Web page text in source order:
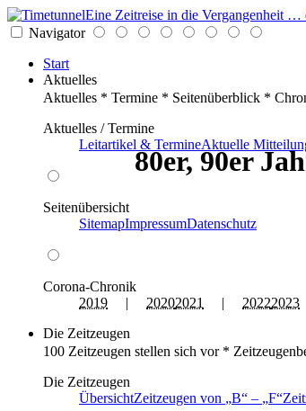
Eine Zeitreise in die Vergangenheit
Navigator
Start
Aktuelles
Aktuelles * Termine * Seitenüberblick *
Aktuelles / Termine
Leitartikel & TermineAktuelle
Seitenübersicht
SitemapImpressumDatenschutz
Corona-Chronik
2019 | 20202021 | 20222023
Die Zeitzeugen
100 Zeitzeugen stellen sich vor *
Die Zeitzeugen
ÜbersichtZeitzeugen von B – F
80er, 90er